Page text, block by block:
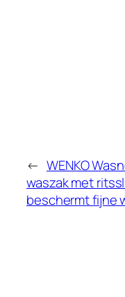
← WENKO
waszak met
beschermt fijne